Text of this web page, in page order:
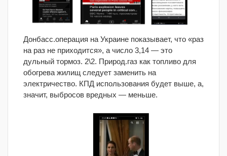
Донбасс.операция на Украине показывает, что «раз
на раз не приходится», а число 3,14 — это
дульный тормоз. 2\2. Природ.газ как топливо для
обогрева жилищ следует заменить на
электричество. КПД использования будет выше, а,
значит, выбросов вредных — меньше.